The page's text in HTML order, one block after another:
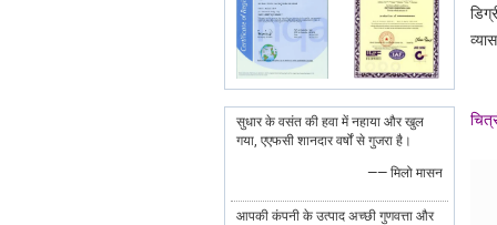
सुधार के वसंत की हवा में नहाया और खुल
गया, एएफसी शानदार वर्षों से गुजरा है।
—— मिलो मासन
आपकी कंपनी के उत्पाद अच्छी गुणवत्ता और